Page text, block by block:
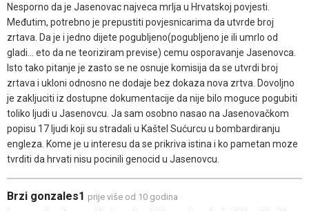
Nesporno da je Jasenovac najveca mrlja u Hrvatskoj povjesti.
Međutim, potrebno je prepustiti povjesnicarima da utvrde broj
zrtava. Da je i jedno dijete pogubljeno(pogubljeno je ili umrlo od
gladi... eto da ne teoriziram previse) cemu osporavanje Jasenovca.
Isto tako pitanje je zasto se ne osnuje komisija da se utvrdi broj
zrtava i ukloni odnosno ne dodaje bez dokaza nova zrtva. Dovoljno
je zakljuciti iz dostupne dokumentacije da nije bilo moguce pogubiti
toliko ljudi u Jasenovcu. Ja sam osobno nasao na Jasenovačkom
popisu 17 ljudi koji su stradali u Kaštel Sućurcu u bombardiranju
engleza. Kome je u interesu da se prikriva istina i ko pametan moze
tvrditi da hrvati nisu pocinili genocid u Jasenovcu.
Brzi gonzales1 prije više od 10 godina